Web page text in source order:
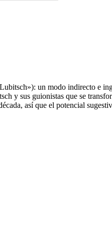
un modo indirecto e
y sus guionistas que se
así que el potencial